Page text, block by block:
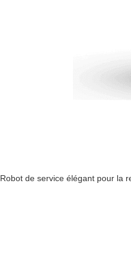
Robot de service élégant pour la